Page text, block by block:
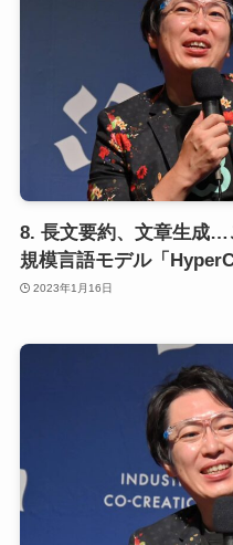
8. 長文要約、文章生成…
規模言語モデル「
2023年1月16日